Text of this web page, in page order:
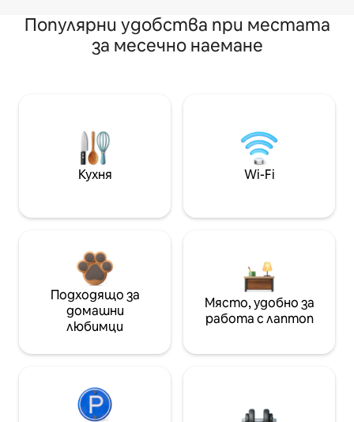
Популярни удобства при местата
за месечно наемане
Кухня Wi-Fi
Подходящо за
домашни
любимци
Място, удобно за
работа с лаптоп